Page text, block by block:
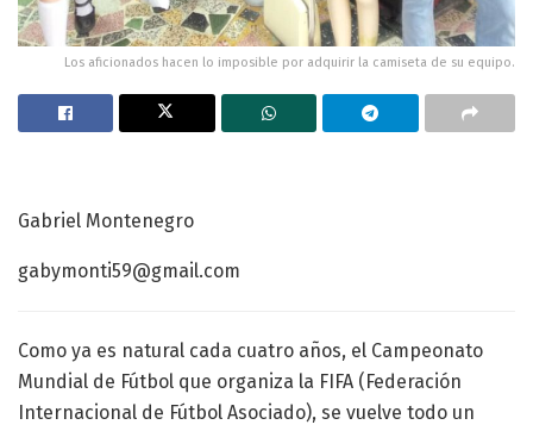
Los aficionados hacen lo imposible por adquirir la camiseta de su equipo.
Gabriel Montenegro
gabymonti59@gmail.com
Como ya es natural cada cuatro años, el Campeonato
Mundial de Fútbol que organiza la FIFA (Federación
Internacional de Fútbol Asociado), se vuelve todo un